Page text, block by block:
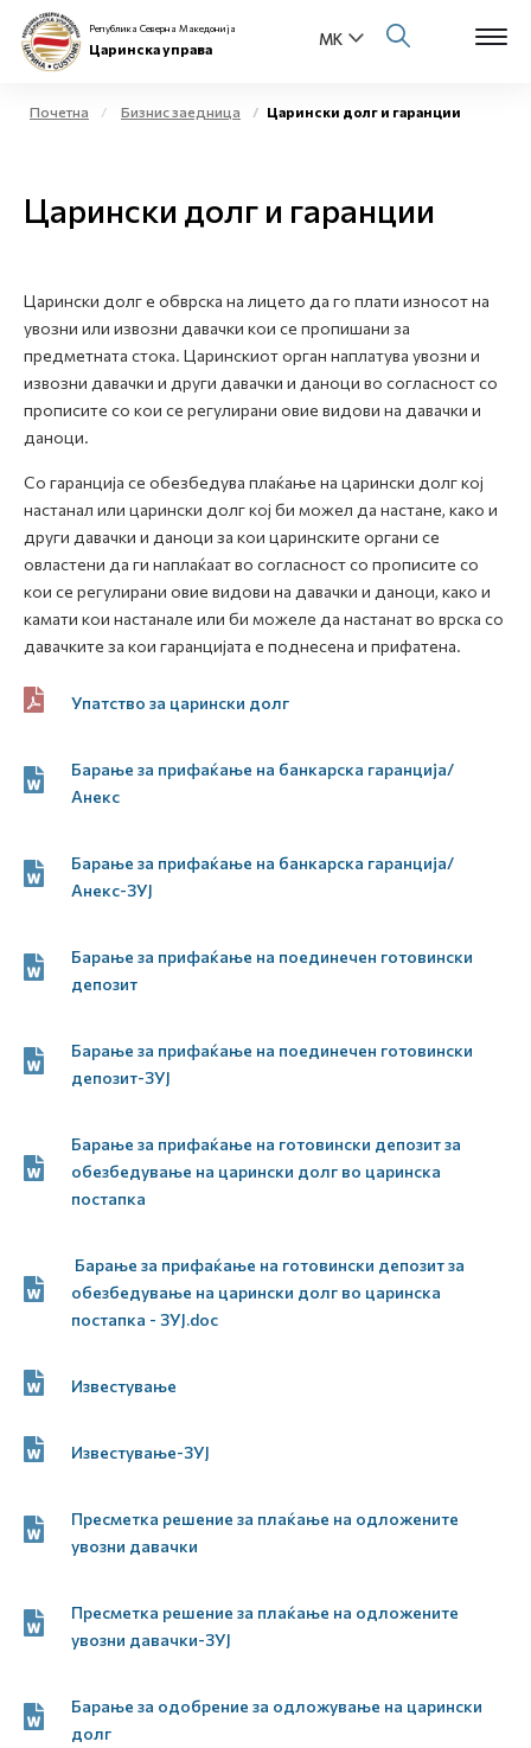
Физички лица
Бизнис заедница
Е-Царина
Open
Медиа центар
Република Северна Македонија
Царинска управа
Почетна Бизнис заедница Царински долг и гаранции
Царински долг и гаранции
Царински долг е обврска на лицето да го плати износот на
увозни или извозни давачки кои се пропишани за
предметната стока. Царинскиот орган наплатува увозни и
извозни давачки и други давачки и даноци во согласност со
прописите со кои се регулирани овие видови на давачки и
даноци.
Со гаранција се обезбедува плаќање на царински долг кој
настанал или царински долг кој би можел да настане, како и
други давачки и даноци за кои царинските органи се
овластени да ги наплаќаат во согласност со прописите со
кои се регулирани овие видови на давачки и даноци, како и
камати кои настанале или би можеле да настанат во врска со
давачките за кои гаранцијата е поднесена и прифатена.
Упатство за царински долг
Барање за прифаќање на банкарска гаранција/
Анекс
Барање за прифаќање на банкарска гаранција/
Анекс-ЗУЈ
Барање за прифаќање на поединечен готовински
депозит
Барање за прифаќање на поединечен готовински
депозит-ЗУЈ
Барање за прифаќање на готовински депозит за
обезбедување на царински долг во царинска
постапка
Барање за прифаќање на готовински депозит за
обезбедување на царински долг во царинска
постапка - ЗУЈ.doc
Известување
Известување-ЗУЈ
Пресметка решение за плаќање на одложените
увозни давачки
Пресметка решение за плаќање на одложените
увозни давачки-ЗУЈ
Барање за одобрение за одложување на царински
долг